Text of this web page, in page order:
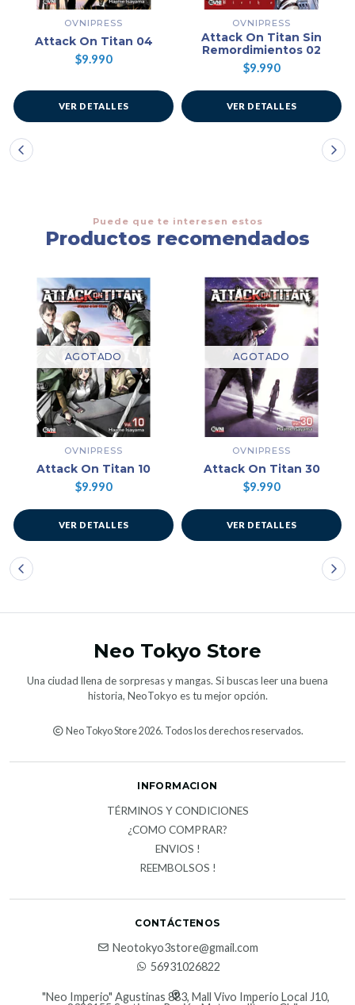
OVNIPRESS
Attack On Titan 04
$9.990
VER DETALLES
OVNIPRESS
Attack On Titan Sin
Remordimientos 02
$9.990
VER DETALLES
Puede que te interesen estos
Productos recomendados
AGOTADO
OVNIPRESS
Attack On Titan 10
$9.990
VER DETALLES
AGOTADO
OVNIPRESS
Attack On Titan 30
$9.990
VER DETALLES
Neo Tokyo Store
Una ciudad llena de sorpresas y mangas. Si buscas leer una buena
historia, NeoTokyo es tu mejor opción.
Neo Tokyo Store 2026. Todos los derechos reservados.
INFORMACION
TÉRMINOS Y CONDICIONES
¿COMO COMPRAR?
ENVIOS !
REEMBOLSOS !
CONTÁCTENOS
Neotokyo3store@gmail.com
56931026822
"Neo Imperio" Agustinas 883, Mall Vivo Imperio Local J10,